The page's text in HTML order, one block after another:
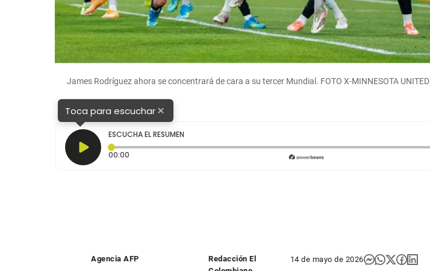
James Rodríguez ahora se concentrará de cara a su tercer Mundial. FOTO X-MINNESOTA UNITED
Toca para escuchar×
ESCUCHA EL RESUMEN
00:00
Agencia AFP
Redacción El
14 de mayo de 2026